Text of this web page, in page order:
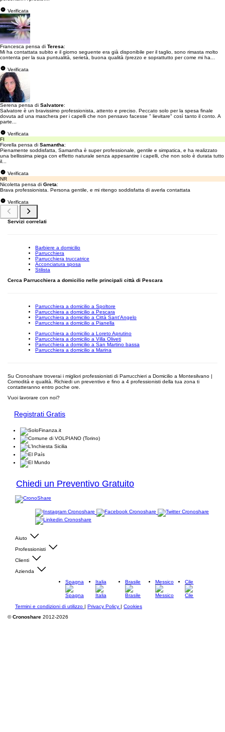
Verificata
Francesca pensa di Teresa:
Mi ha contattata subito e il giorno seguente era già disponibile per il taglio, sono rimasta molto
contenta per la sua puntualità, serietà, buona qualità /prezzo e soprattutto per come mi ha...
Verificata
Serena pensa di Salvatore:
Salvatore è un bravissimo professionista, attento e preciso. Peccato solo per la spesa finale
dovuta ad una maschera per i capelli che non pensavo facesse " lievitare" così tanto il conto. A
parte...
Verificata
FI
Fiorella pensa di Samantha:
Pienamente soddisfatta, Samantha è super professionale, gentile e simpatica, e ha realizzato
una bellissima piega con effetto naturale senza appesantire i capelli, che non solo è durata tutto
il...
Verificata
NR
Nicoletta pensa di Greta:
Brava professionista. Persona gentile, e mi ritengo soddisfatta di averla contattata
Verificata
Servizi correlati
Barbiere a domicilio
Parrucchiera
Parrucchiera truccatrice
Acconciatura sposa
Stilista
Cerca Parrucchiera a domicilio nelle principali città di Pescara
Parrucchiera a domicilio a Spoltore
Parrucchiera a domicilio a Pescara
Parrucchiera a domicilio a Città Sant'Angelo
Parrucchiera a domicilio a Pianella
Parrucchiera a domicilio a Loreto Aprutino
Parrucchiera a domicilio a Villa Oliveti
Parrucchiera a domicilio a San Martino bassa
Parrucchiera a domicilio a Marina
Su Cronoshare troverai i migliori professionisti di Parrucchieri a Domicilio a Montesilvano |
Comodità e qualità. Richiedi un preventivo e fino a 4 professionisti della tua zona ti
contatteranno entro poche ore.
Vuoi lavorare con noi?
Registrati Gratis
Chiedi un Preventivo Gratuito
Aiuto
Professionisti
Clienti
Azienda
Spagna
Italia Brasile Messico Cile
Termini e condizioni di utilizzo | Privacy Policy | Cookies
©Cronoshare 2012-2026